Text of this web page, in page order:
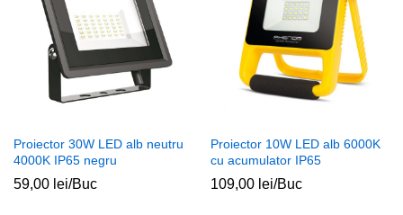
Proiector 30W LED alb neutru
4000K IP65 negru
59,00 lei/Buc
Proiector 10W LED alb 6000K
cu acumulator IP65
109,00 lei/Buc